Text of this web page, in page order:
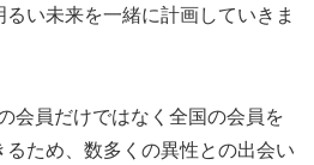
い未来を一緒に計画していきま
会員だけではなく全国の会員を
ため、数多くの異性との出会い